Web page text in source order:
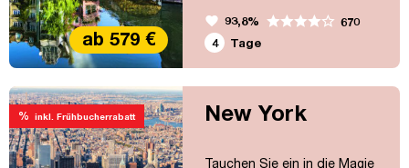
ab 579 €
favorite 93,8%
670
4
Tage
% inkl. Frühbucherrabatt New York
Tauchen Sie ein in die Magie